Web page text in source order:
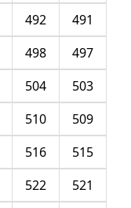
491
492
497
498
503
504
509
510
515
516
521
522